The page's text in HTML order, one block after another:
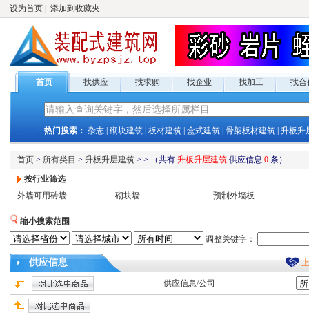
设为首页 添加到收藏夹
首页 找供应 找求购 找企业 找加工 找合
热门搜索： 杂志 砌块建筑 板材建筑 盒式建筑 骨架板材建筑 升板升
首页 > 所有类目 > 升板升层建筑 > > （共有 升板升层建筑 供应信息 0 条）
按行业筛选
外墙可用砖墙
砌块墙 预制外墙板
缩小搜索范围
调整关键字：
供应信息
供应信息/公司